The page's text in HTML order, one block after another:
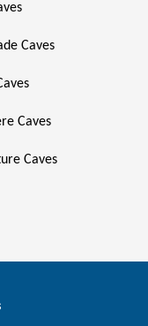
Caves
Caves
Caves